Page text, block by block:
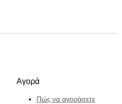
Αγορά
Πώς να αγοράσετε